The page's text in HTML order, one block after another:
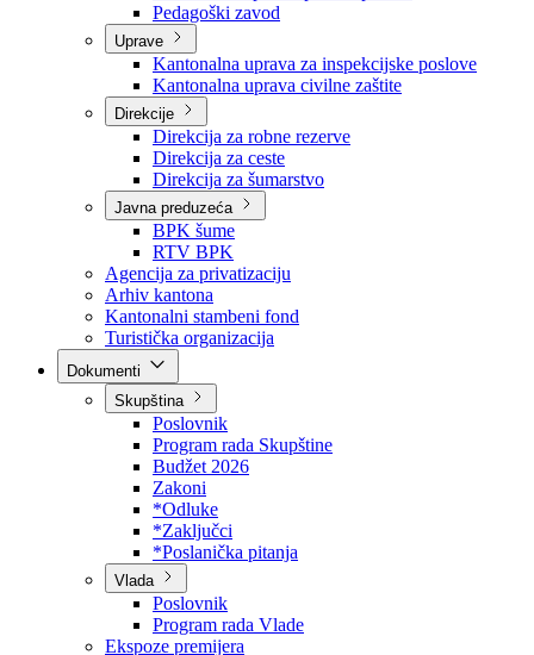
Zavod zdravstvenog osiguranja
Zavod za javno zdravstvo
Zavod za besplatnu pravnu pomoć
Pedagoški zavod
Uprave
Kantonalna uprava za inspekcijske poslove
Kantonalna uprava civilne zaštite
Direkcije
Direkcija za robne rezerve
Direkcija za ceste
Direkcija za šumarstvo
Javna preduzeća
BPK šume
RTV BPK
Agencija za privatizaciju
Arhiv kantona
Kantonalni stambeni fond
Turistička organizacija
Skupština
Poslovnik
Program rada Skupštine
Budžet 2026
Zakoni
*Odluke
*Zaključci
*Poslanička pitanja
Vlada